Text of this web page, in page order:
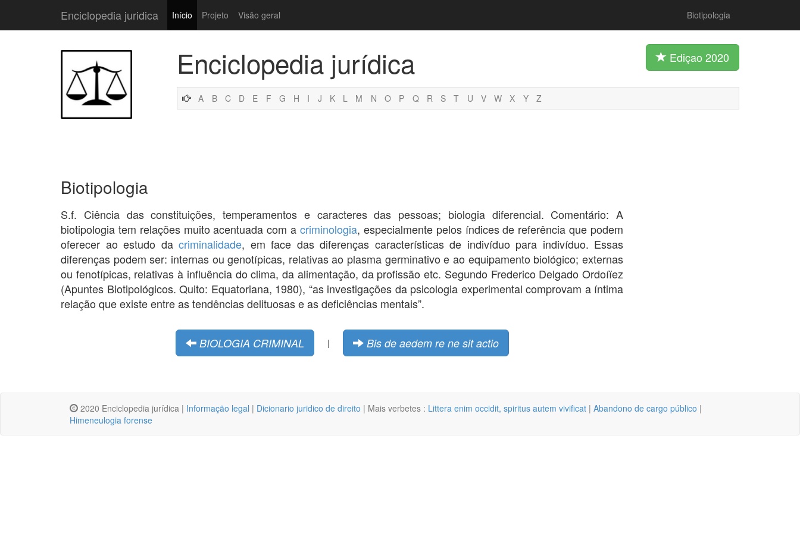
Enciclopedia juridica Início Projeto Visão geral Biotipologia
Enciclopedia jurídica Ediçao 2020
A B C D E F G H I J K L M N O P Q R S T U V W X Y Z
Biotipologia
S.f. Ciência das constituições, temperamentos e caracteres das pessoas; biologia diferencial. Comentário: A
biotipologia tem relações muito acentuada com a criminologia, especialmente pelos índices de referência que podem
oferecer ao estudo da criminalidade, em face das diferenças características de indivíduo para indivíduo. Essas
diferenças podem ser: internas ou genotípicas, relativas ao plasma germinativo e ao equipamento biológico; externas
ou fenotípicas, relativas à influência do clima, da alimentação, da profissão etc. Segundo Frederico Delgado Ordoíïez
(Apuntes Biotipológicos. Quito: Equatoriana, 1980), “as investigações da psicologia experimental comprovam a íntima
relação que existe entre as tendências delituosas e as deficiências mentais”.
BIOLOGIA CRIMINAL | Bis de aedem re ne sit actio
2020 Enciclopedia jurídica | Informação legal | Dicionario juridico de direito | Mais verbetes : Littera enim occidit, spiritus autem vivificat | Abandono de cargo público |
Himeneulogia forense